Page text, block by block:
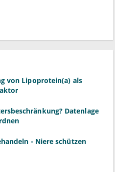
von Lipoprotein(a) als
Datenlage
- Niere schützen